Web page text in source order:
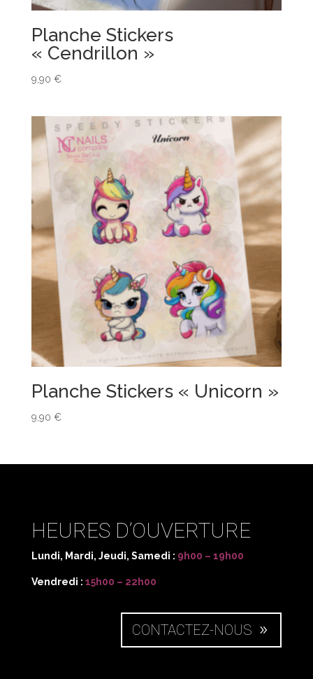
Planche Stickers
« Cendrillon »
9,90 €
Planche Stickers « Unicorn »
9,90 €
HEURES D’OUVERTURE
Lundi, Mardi, Jeudi, Samedi : 9h00 – 19h00
Vendredi : 15h00 – 22h00
CONTACTEZ-NOUS